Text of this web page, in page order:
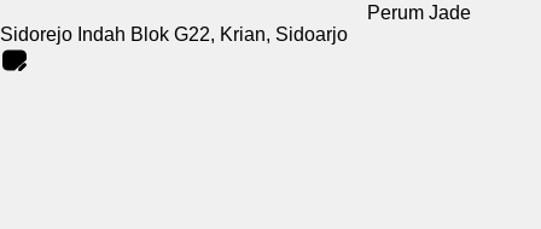
Perum Jade
Sidorejo Indah Blok G22, Krian, Sidoarjo